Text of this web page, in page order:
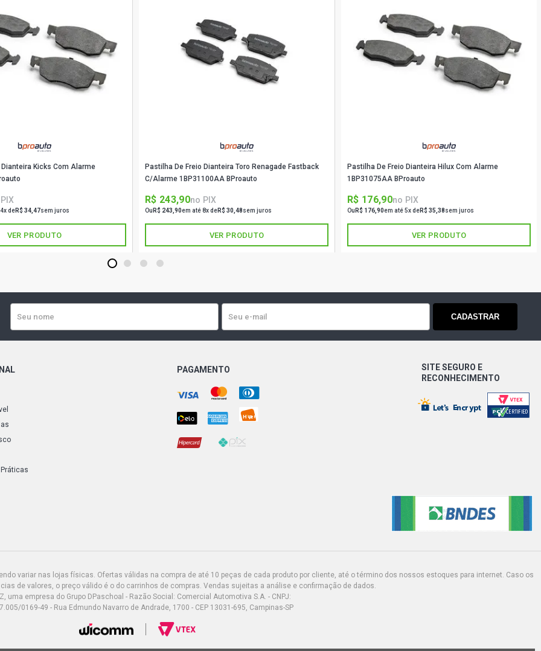
MERIVA EXPRESS EASYTRONIC MINIVAN 1.8 8V
FLEXPOWER FLEX (2009 - 2010)
ZAFIRA COLLECTION MINIVAN 2.0 8V FLEXPOWER
Kicks Com Alarme
deR$ 34,47sem juros
VER PRODUTO
Pastilha De Freio Dianteira Toro Renagade Fastback
C/Alarme 1BP31100AA BProauto
R$ 243,90no PIX
Ou R$ 243,90em até 8x deR$ 30,48sem juros
VER PRODUTO
Pastilha De Freio Dianteira Hilux Com Alarme
1BP31075AA BProauto
R$ 176,90no PIX
Ou R$ 176,90em até 5x deR$ 35,38sem juros
VER PRODUTO
1 2 3 4
CADASTRAR
PAGAMENTO
SITE SEGURO E
RECONHECIMENTO
variar nas lojas físicas. Ofertas válidas na compra de até 10 peças de cada produto por cliente, até o término dos nossos estoques para internet. Caso os
de valores, o preço válido é o do carrinhos de compras. Vendas sujeitas a análise e confirmação de dados.
uma empresa do Grupo DPaschoal - Razão Social: Comercial Automotiva S.A. - CNPJ:
0169-49 - Rua Edmundo Navarro de Andrade, 1700 - CEP 13031-695, Campinas-SP